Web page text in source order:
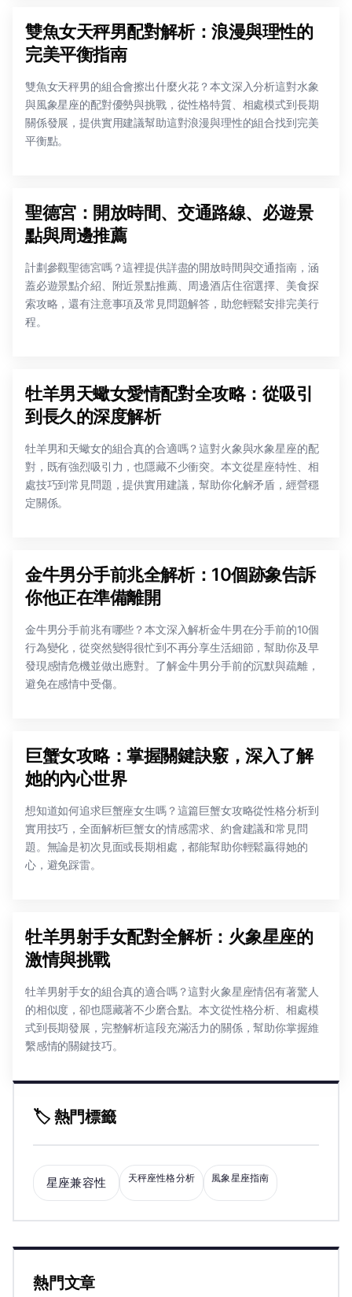
雙魚女天秤男配對解析：浪漫與理性的
完美平衡指南
雙魚女天秤男的組合會擦出什麼火花？本文深入分析這對水象
與風象星座的配對優勢與挑戰，從性格特質、相處模式到長期
關係發展，提供實用建議幫助這對浪漫與理性的組合找到完美
平衡點。
聖德宮：開放時間、交通路線、必遊景
點與周邊推薦
計劃參觀聖德宮嗎？這裡提供詳盡的開放時間與交通指南，涵
蓋必遊景點介紹、附近景點推薦、周邊酒店住宿選擇、美食探
索攻略，還有注意事項及常見問題解答，助您輕鬆安排完美行
程。
牡羊男天蠍女愛情配對全攻略：從吸引
到長久的深度解析
牡羊男和天蠍女的組合真的合適嗎？這對火象與水象星座的配
對，既有強烈吸引力，也隱藏不少衝突。本文從星座特性、相
處技巧到常見問題，提供實用建議，幫助你化解矛盾，經營穩
定關係。
金牛男分手前兆全解析：10個跡象告訴
你他正在準備離開
金牛男分手前兆有哪些？本文深入解析金牛男在分手前的10個
行為變化，從突然變得很忙到不再分享生活細節，幫助你及早
發現感情危機並做出應對。了解金牛男分手前的沉默與疏離，
避免在感情中受傷。
巨蟹女攻略：掌握關鍵訣竅，深入了解
她的內心世界
想知道如何追求巨蟹座女生嗎？這篇巨蟹女攻略從性格分析到
實用技巧，全面解析巨蟹女的情感需求、約會建議和常見問
題。無論是初次見面或長期相處，都能幫助你輕鬆贏得她的
心，避免踩雷。
牡羊男射手女配對全解析：火象星座的
激情與挑戰
牡羊男射手女的組合真的適合嗎？這對火象星座情侶有著驚人
的相似度，卻也隱藏著不少磨合點。本文從性格分析、相處模
式到長期發展，完整解析這段充滿活力的關係，幫助你掌握維
繫感情的關鍵技巧。
🏷️ 熱門標籤
星座兼容性 天秤座性格分析 風象星座指南
熱門文章